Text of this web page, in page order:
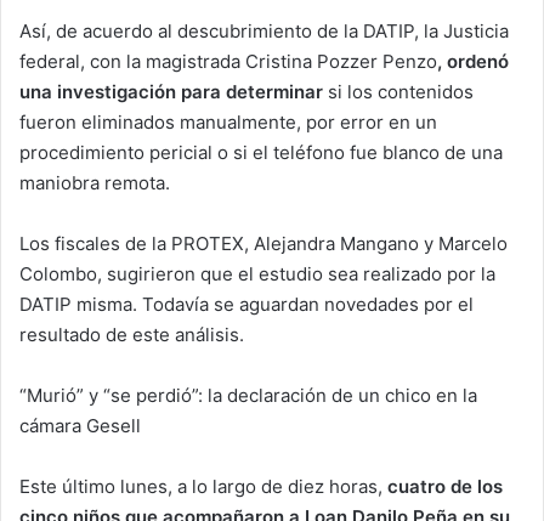
Así, de acuerdo al descubrimiento de la DATIP, la Justicia
federal, con la magistrada Cristina Pozzer Penzo, ordenó
una investigación para determinar si los contenidos
fueron eliminados manualmente, por error en un
procedimiento pericial o si el teléfono fue blanco de una
maniobra remota.
Los fiscales de la PROTEX, Alejandra Mangano y Marcelo
Colombo, sugirieron que el estudio sea realizado por la
DATIP misma. Todavía se aguardan novedades por el
resultado de este análisis.
“Murió” y “se perdió”: la declaración de un chico en la
cámara Gesell
Este último lunes, a lo largo de diez horas, cuatro de los